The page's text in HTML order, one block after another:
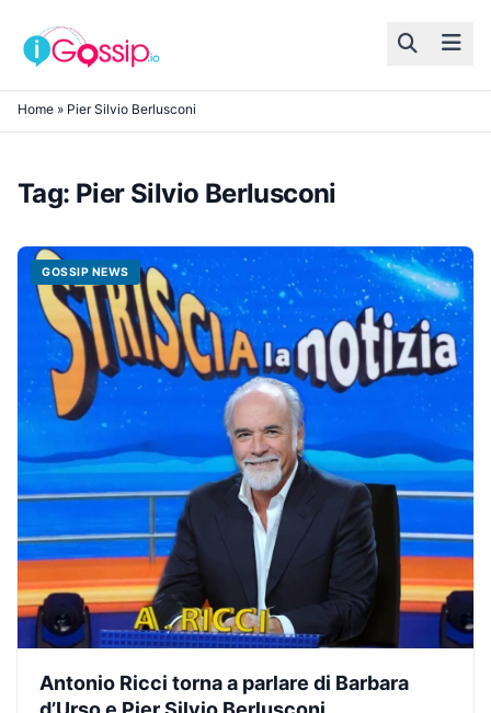
Skip to content
Home » Pier Silvio Berlusconi
Tag: Pier Silvio Berlusconi
GOSSIP NEWS
Antonio Ricci torna a parlare di Barbara